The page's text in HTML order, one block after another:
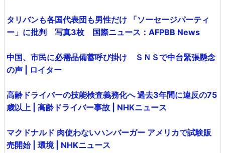
タリバンも各国代表団も男性だけ 「ソーセージパーティ
ー」に批判 写真3枚 国際ニュース：AFPBB News
中国、市民に必需品備蓄呼び掛け ＳＮＳで中台緊張懸念
の声 | ロイター
高齢ドライバーの技能検査義務化へ 過去3年間に違反の75
歳以上 | 高齢ドライバー事故 | NHKニュース
マクドナルド 肉使わないハンバーガー アメリカで試験販
売開始 | 環境 | NHKニュース